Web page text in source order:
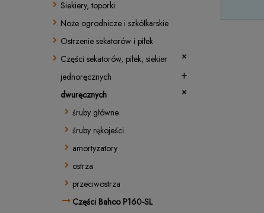
Siekiery, toporki
Noże ogrodnicze i szkółkarskie
Ostrzenie sekatorów i piłek
Części sekatorów, piłek, siekier
jednoręcznych
dwuręcznych
śruby główne
śruby rękojeści
amortyzatory
ostrza
przeciwostrza
Części Bahco P160-SL